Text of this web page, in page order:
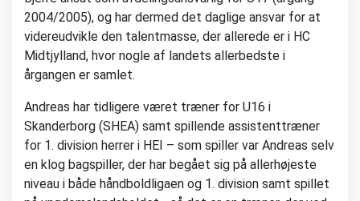
2004/2005), og har dermed det daglige ansvar for at
videreudvikle den talentmasse, der allerede er i HC
Midtjylland, hvor nogle af landets allerbedste i
årgangen er samlet.
Andreas har tidligere været træner for U16 i
Skanderborg (SHEA) samt spillende assistenttræner
for 1. division herrer i HEI – som spiller var Andreas selv
en klog bagspiller, der har begået sig på allerhøjeste
niveau i både håndboldligaen og 1. division samt spillet